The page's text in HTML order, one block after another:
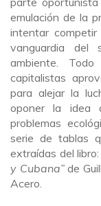
emulación de la
intentar
vanguardia del
ambiente.
capitalistas
para alejar la
oponer la idea
problemas
serie de tablas
extraídas del libro:
y Cubana”de
Acero.